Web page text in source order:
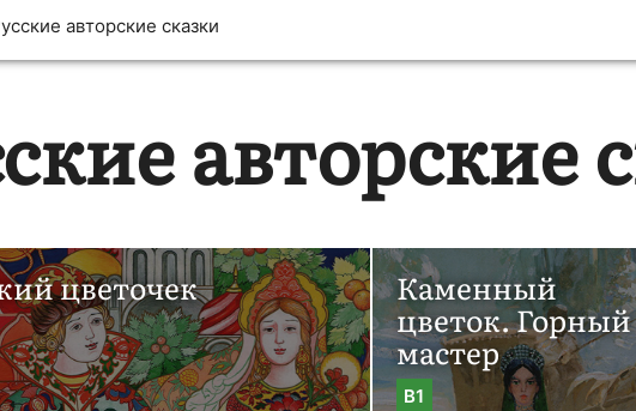
авторские сказки
авторские
цветочек Каменный
цветок. Горный
мастер
B1